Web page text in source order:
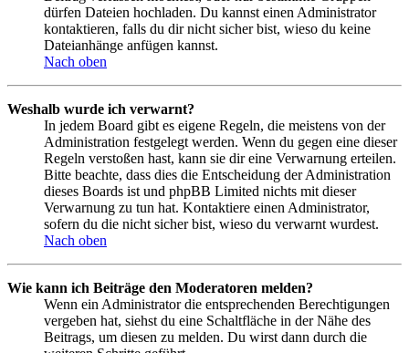
dürfen Dateien hochladen. Du kannst einen Administrator
kontaktieren, falls du dir nicht sicher bist, wieso du keine
Dateianhänge anfügen kannst.
Nach oben
Weshalb wurde ich verwarnt?
In jedem Board gibt es eigene Regeln, die meistens von der
Administration festgelegt werden. Wenn du gegen eine dieser
Regeln verstoßen hast, kann sie dir eine Verwarnung erteilen.
Bitte beachte, dass dies die Entscheidung der Administration
dieses Boards ist und phpBB Limited nichts mit dieser
Verwarnung zu tun hat. Kontaktiere einen Administrator,
sofern du die nicht sicher bist, wieso du verwarnt wurdest.
Nach oben
Wie kann ich Beiträge den Moderatoren melden?
Wenn ein Administrator die entsprechenden Berechtigungen
vergeben hat, siehst du eine Schaltfläche in der Nähe des
Beitrags, um diesen zu melden. Du wirst dann durch die